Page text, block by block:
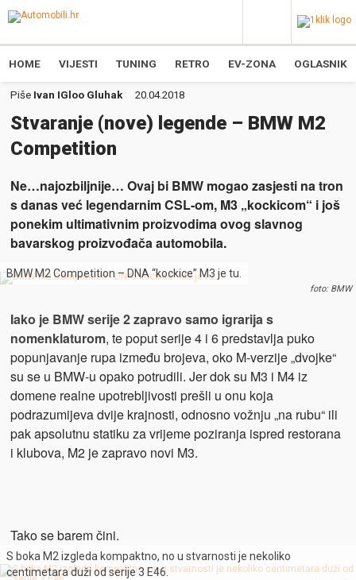
HOME VIJESTI TUNING RETRO EV-ZONA OGLASNIK
Piše Ivan IGloo Gluhak 20.04.2018
Stvaranje (nove) legende – BMW M2
Competition
Ne…najozbiljnije… Ovaj bi BMW mogao zasjesti na tron
s danas već legendarnim CSL-om, M3 „kockicom“ i još
ponekim ultimativnim proizvodima ovog slavnog
bavarskog proizvođača automobila.
BMW M2 Competition – DNA “kockice” M3 je tu.
foto: BMW
Iako je BMW serije 2 zapravo samo igrarija s
nomenklaturom, te poput serije 4 i 6 predstavlja puko
popunjavanje rupa između brojeva, oko M-verzije „dvojke“
su se u BMW-u opako potrudili. Jer dok su M3 i M4 iz
domene realne upotrebljivosti prešli u onu koja
podrazumijeva dvije krajnosti, odnosno vožnju „na rubu“ ili
pak apsolutnu statiku za vrijeme poziranja ispred restorana
i klubova, M2 je zapravo novi M3.
Tako se barem čini.
S boka M2 izgleda kompaktno, no u stvarnosti je nekoliko
centimetara duži od serije 3 E46.